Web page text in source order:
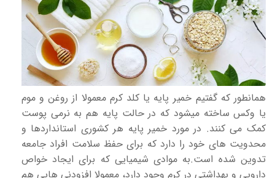
همانطور که گفتیم خمیر پایه یا کلد کرم معمولا از روغن و موم
یا وکس ساخته میشود که در حالت پایه هم به نرمی پوست
کمک می کنند. در مورد خمیر پایه هر کشوری استانداردها و
محدویت های خود را دارد که برای حفظ سلامت افراد جامعه
تدوین شده است.به موادی شیمیایی که برای ایجاد خواص
دارویی و بهداشتی در کرم وجود دارد، معمولا افزودنی هایی هم